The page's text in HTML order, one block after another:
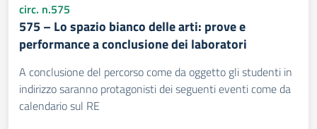
circ. n.575
575 – Lo spazio bianco delle arti: prove e
performance a conclusione dei laboratori
A conclusione del percorso come da oggetto gli studenti in
indirizzo saranno protagonisti dei seguenti eventi come da
calendario sul RE